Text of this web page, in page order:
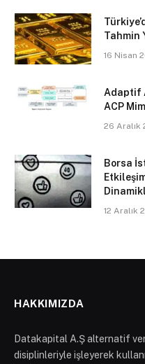
Tahmin
16 Nisan
Adaptif
ACP
26 Aralık
Borsa
12 Aralık
HAKKIMIZDA
Datakapital A.Ş alternatif
disiplinleriyle işleyerek